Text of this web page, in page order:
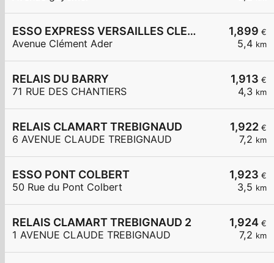
1,899 €
5,4 km
ESSO EXPRESS VERSAILLES CLEMENT ADER
Avenue Clément Ader
1,913 €
4,3 km
RELAIS DU BARRY
71 RUE DES CHANTIERS
1,922 €
7,2 km
RELAIS CLAMART TREBIGNAUD
6 AVENUE CLAUDE TREBIGNAUD
1,923 €
3,5 km
ESSO PONT COLBERT
50 Rue du Pont Colbert
1,924 €
7,2 km
RELAIS CLAMART TREBIGNAUD 2
1 AVENUE CLAUDE TREBIGNAUD